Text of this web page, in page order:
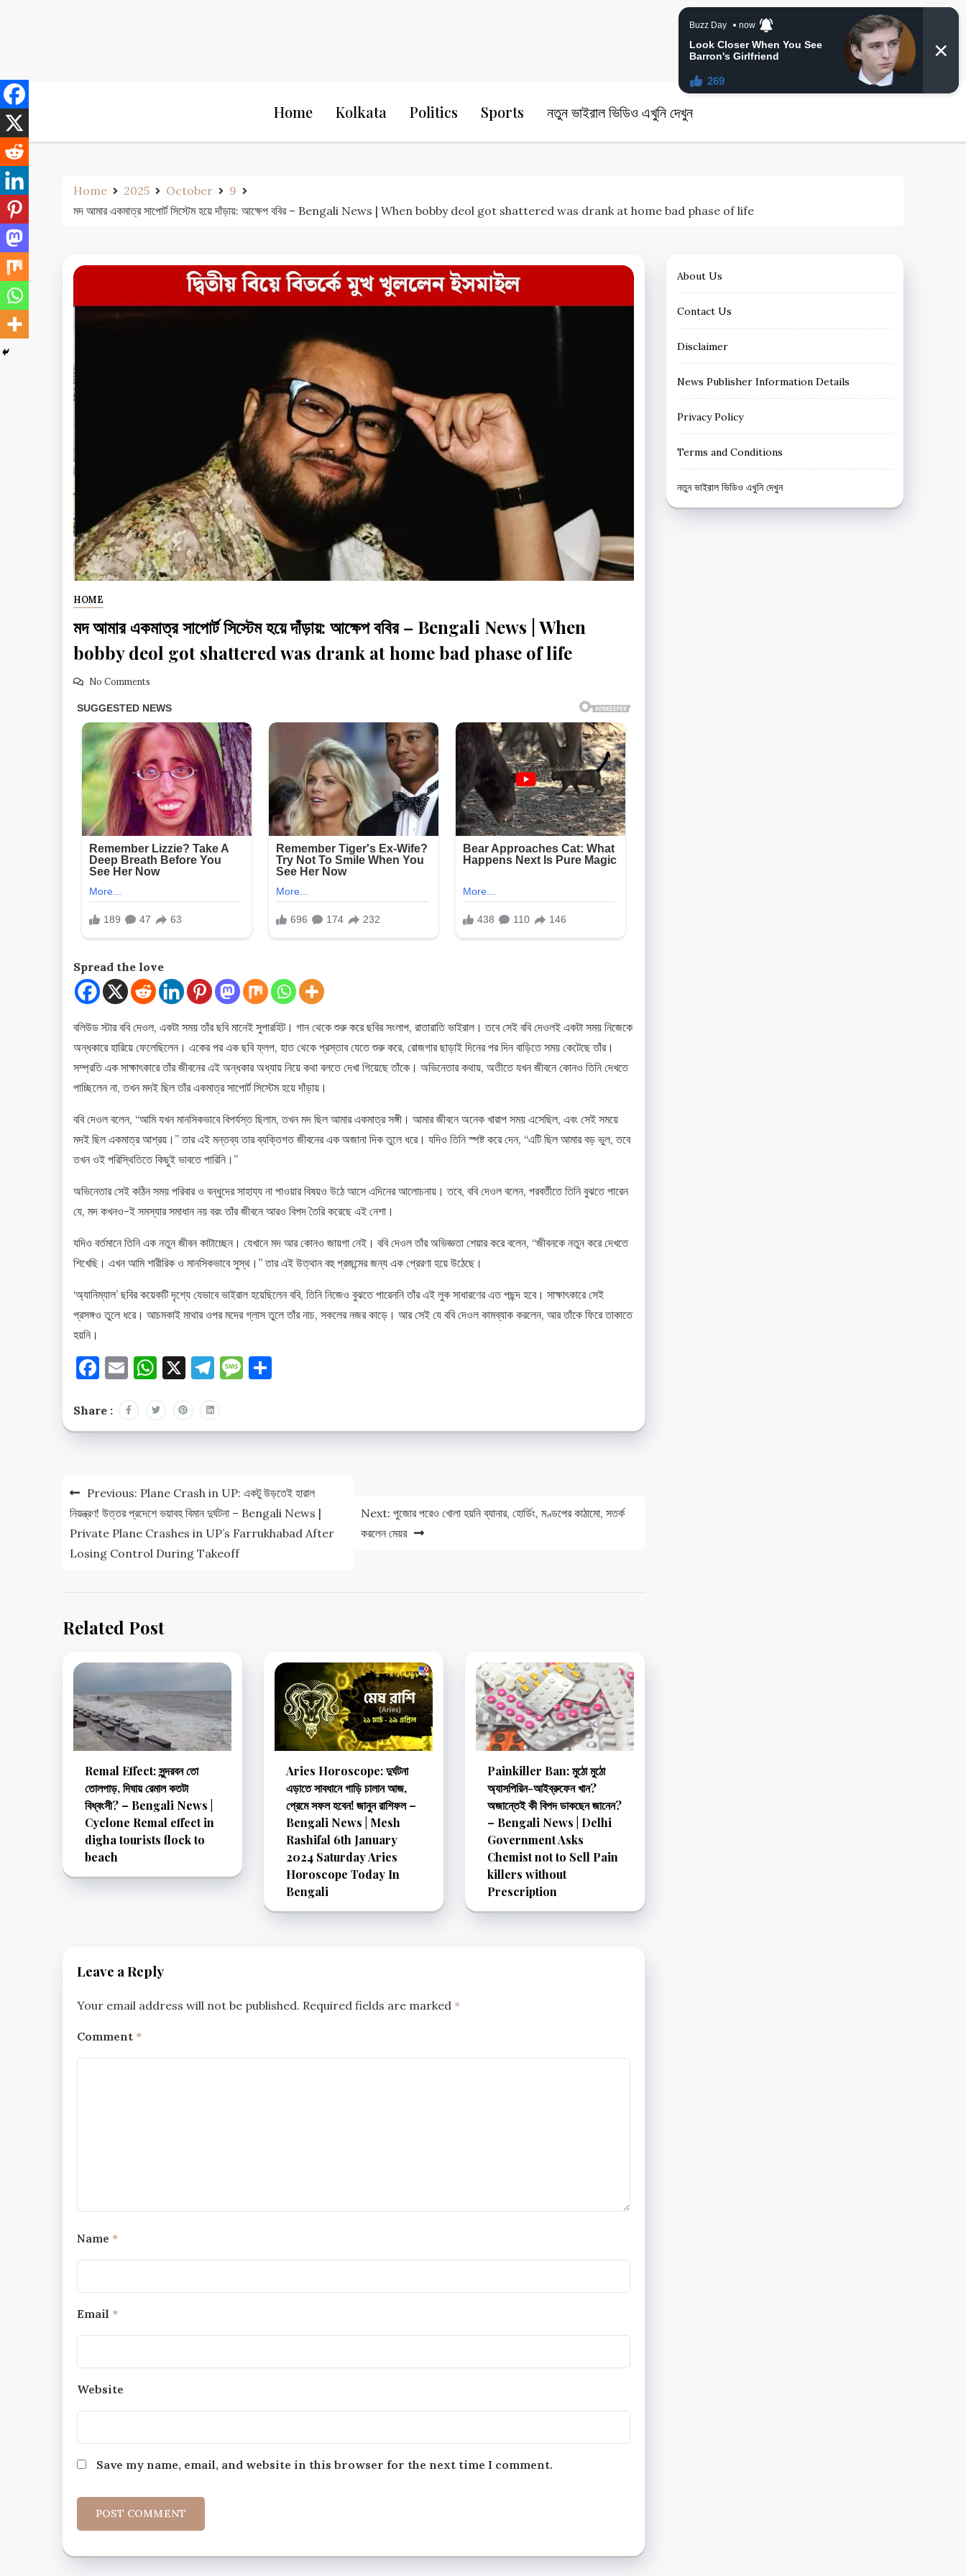
24 Ghanta Bangla News
Home Kolkata Politics Sports নতুন ভাইরাল ভিডিও এখুনি দেখুন
Home 2025 October
9
মদ আমার একমাত্র সাপোর্ট সিস্টেম হয়ে দাঁড়ায়: আক্ষেপ ববির – Bengali News | When bobby deol got shattered was drank at home bad phase of life
HOME
মদ আমার একমাত্র সাপোর্ট সিস্টেম হয়ে দাঁড়ায়: আক্ষেপ ববির – Bengali News | When
bobby deol got shattered was drank at home bad phase of life
No Comments
Spread the love
বলিউড স্টার ববি দেওল, একটা সময় তাঁর ছবি মানেই সুপারহিট। গান থেকে শুরু করে ছবির সংলাপ, রাতারাতি ভাইরাল। তবে সেই ববি দেওলই একটা সময় নিজেকে
অন্ধকারে হারিয়ে ফেলেছিলেন। একের পর এক ছবি ফ্লপ, হাত থেকে প্রস্তাব যেতে শুরু করে, রোজগার ছাড়াই দিনের পর দিন বাড়িতে সময় কেটেছে তাঁর।
সম্প্রতি এক সাক্ষাৎকারে তাঁর জীবনের এই অন্ধকার অধ্যায় নিয়ে কথা বলতে দেখা গিয়েছে তাঁকে। অভিনেতার কথায়, অতীতে যখন জীবনে কোনও তিনি দেখতে
পাচ্ছিলেন না, তখন মদই ছিল তাঁর একমাত্র সাপোর্ট সিস্টেম হয়ে দাঁড়ায়।
ববি দেওল বলেন, “আমি যখন মানসিকভাবে বিপর্যস্ত ছিলাম, তখন মদ ছিল আমার একমাত্র সঙ্গী। আমার জীবনে অনেক খারাপ সময় এসেছিল, এবং সেই সময়ে
মদই ছিল একমাত্র আশ্রয়।” তার এই মন্তব্য তার ব্যক্তিগত জীবনের এক অজানা দিক তুলে ধরে। যদিও তিনি স্পষ্ট করে দেন, “এটি ছিল আমার বড় ভুল, তবে
তখন ওই পরিস্থিতিতে কিছুই ভাবতে পারিনি।”
অভিনেতার সেই কঠিন সময় পরিবার ও বন্ধুদের সাহায্য না পাওয়ার বিষয়ও উঠে আসে এদিনের আলোচনায়। তবে, ববি দেওল বলেন, পরবর্তীতে তিনি বুঝতে পারেন
যে, মদ কখনও-ই সমস্যার সমাধান নয় বরং তাঁর জীবনে আরও বিপদ তৈরি করেছে এই নেশা।
যদিও বর্তমানে তিনি এক নতুন জীবন কাটাচ্ছেন। যেখানে মদ আর কোনও জায়গা নেই। ববি দেওল তাঁর অভিজ্ঞতা শেয়ার করে বলেন, “জীবনকে নতুন করে দেখতে
শিখেছি। এখন আমি শারীরিক ও মানসিকভাবে সুস্থ।” তার এই উত্থান বহু প্রজন্মের জন্য এক প্রেরণা হয়ে উঠেছে।
‘অ্যানিম্যাল’ ছবির কয়েকটি দৃশ্যে যেভাবে ভাইরাল হয়েছিলেন ববি, তিনি নিজেও বুঝতে পারেননি তাঁর এই লুক সাধারণের এত পছন্দ হবে। সাক্ষাৎকারে সেই
প্রসঙ্গও তুলে ধরে। আচমকাই মাথার ওপর মদের গ্লাস তুলে তাঁর নাচ, সকলের নজর কাড়ে। আর সেই যে ববি দেওল কামব্যাক করলেন, আর তাঁকে ফিরে তাকাতে
হয়নি।
Facebook
EmailWhatsApp
X Telegram
Message
Share :
Post
navigation
Previous: Plane Crash in UP: একটু উড়তেই হারাল
নিয়ন্ত্রণ! উত্তর প্রদেশে ভয়াবহ বিমান দুর্ঘটনা – Bengali News |
Private Plane Crashes in UP’s Farrukhabad After
Losing Control During Takeoff
Next: পুজোর পরেও খোলা হয়নি ব্যানার, হোর্ডিং, মণ্ডপের কাঠামো, সতর্ক
করলেন মেয়র
Related Post
Remal Effect: সুন্দরবন তো
তোলপাড়, দিঘায় রেমাল কতটা
বিধ্বংসী? – Bengali News |
Cyclone Remal effect in
digha tourists flock to
beach
Aries Horoscope: দুর্ঘটনা
এড়াতে সাবধানে গাড়ি চালান আজ,
প্রেমে সফল হবেন! জানুন রাশিফল –
Bengali News | Mesh
Rashifal 6th January
2024 Saturday Aries
Horoscope Today In
Bengali
Painkiller Ban: মুঠো মুঠো
অ্যাসপিরিন-আইব্রুফেন খান?
অজান্তেই কী বিপদ ডাকছেন জানেন?
– Bengali News | Delhi
Government Asks
Chemist not to Sell Pain
killers without
Prescription
Leave a Reply
Your email address will not be published. Required fields are marked *
Comment *
Name *
Email *
Website
Save my name, email, and website in this browser for the next time I comment.
About Us
Contact Us
Disclaimer
News Publisher Information Details
Privacy Policy
Terms and Conditions
নতুন ভাইরাল ভিডিও এখুনি দেখুন